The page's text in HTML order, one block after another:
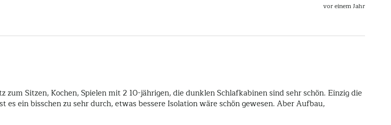
vor einem Jahr
Sitzen, Kochen, Spielen mit 2 10-jährigen, die dunklen Schlafkabinen sind sehr schön. Einzig die
ein bisschen zu sehr durch, etwas bessere Isolation wäre schön gewesen. Aber Aufbau,